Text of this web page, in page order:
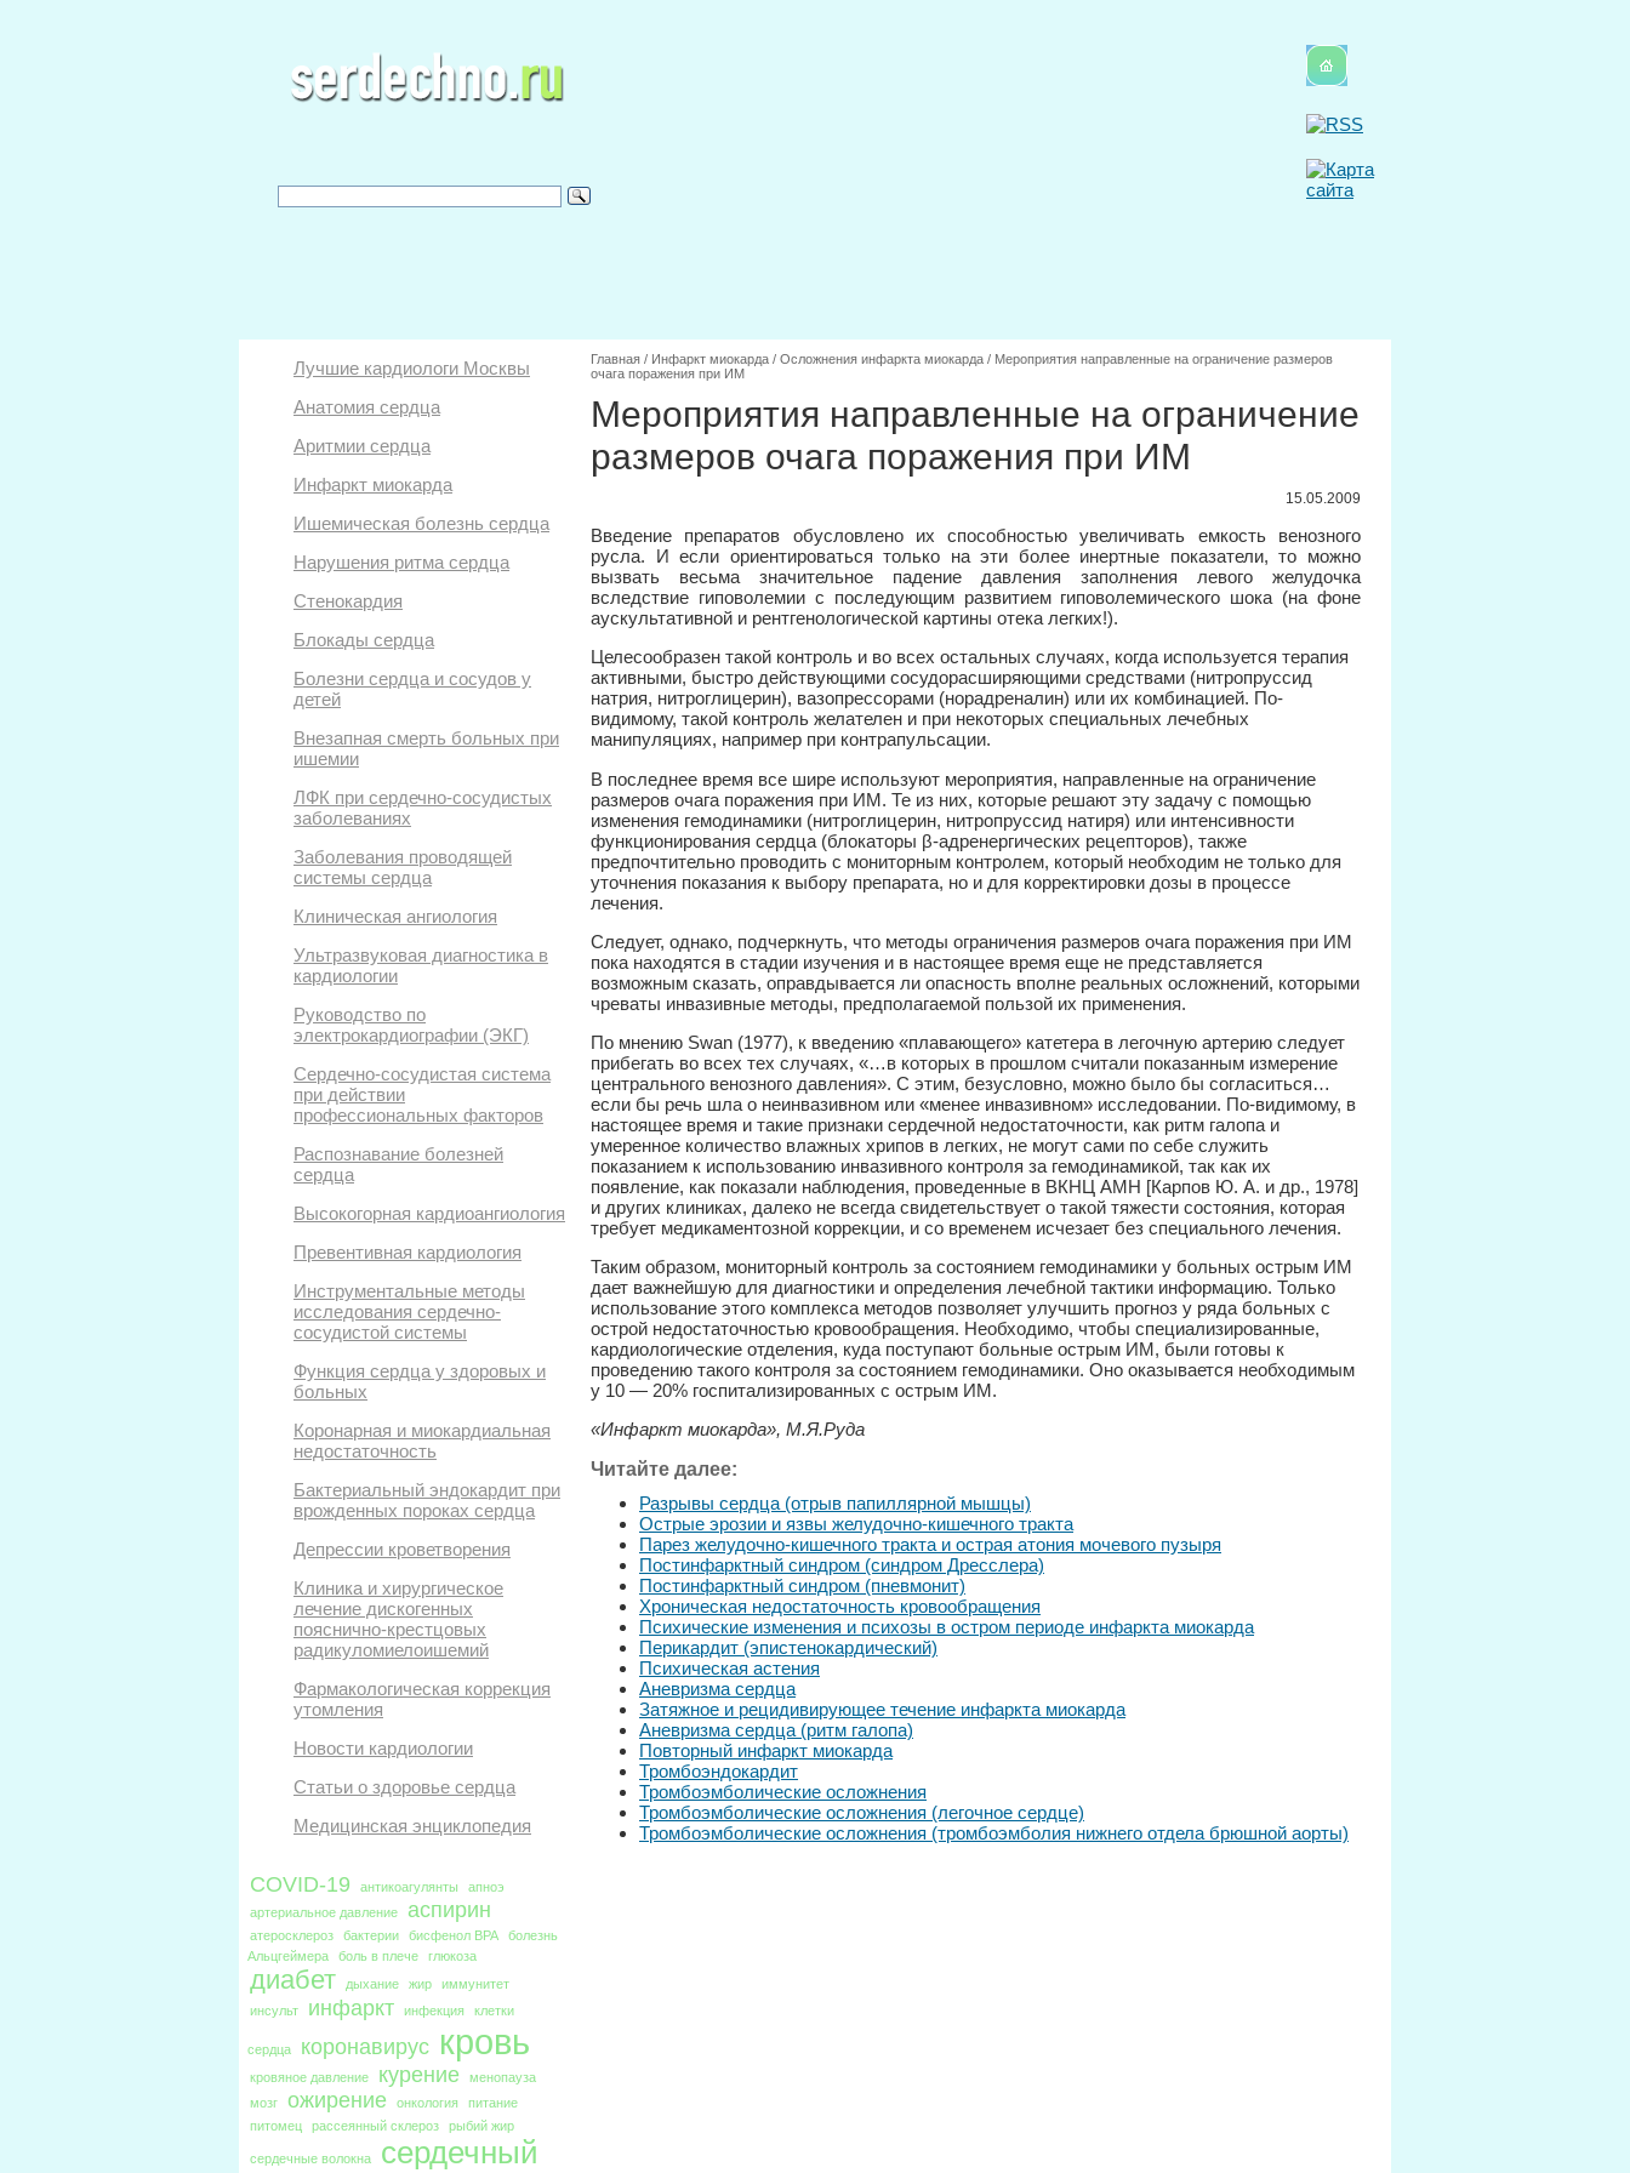
Лучшие кардиологи Москвы
Анатомия сердца
Аритмии сердца
Инфаркт миокарда
Ишемическая болезнь сердца
Нарушения ритма сердца
Стенокардия
Блокады сердца
Болезни сердца и сосудов у
детей
Внезапная смерть больных при
ишемии
ЛФК при сердечно-сосудистых
заболеваниях
Заболевания проводящей
системы сердца
Клиническая ангиология
Ультразвуковая диагностика в
кардиологии
Руководство по
электрокардиографии (ЭКГ)
Сердечно-сосудистая система
при действии
профессиональных факторов
Распознавание болезней
сердца
Высокогорная кардиоангиология
Превентивная кардиология
Инструментальные методы
исследования сердечно-
сосудистой системы
Функция сердца у здоровых и
больных
Коронарная и миокардиальная
недостаточность
Бактериальный эндокардит при
врожденных пороках сердца
Депрессии кроветворения
Клиника и хирургическое
лечение дискогенных
пояснично-крестцовых
радикуломиелоишемий
Фармакологическая коррекция
утомления
Новости кардиологии
Статьи о здоровье сердца
Медицинская энциклопедия
COVID-19 антикоагулянты
апноэ
артериальное давление
аспирин
атеросклероз бактерии бисфенол BPA
болезнь
Альцгеймера
боль в плече глюкоза
диабет дыхание жир
иммунитет
инсульт
инфаркт инфекция клетки
сердца коронавирус кровь
кровяное давление курение
менопауза
мозг
ожирение онкология
питание
питомец
рассеянный склероз рыбий жир
сердечные волокна
сердечный
Главная / Инфаркт миокарда / Осложнения инфаркта миокарда / Мероприятия направленные на ограничение размеров
очага поражения при ИМ
Мероприятия направленные на ограничение
размеров очага поражения при ИМ
15.05.2009
Введение препаратов обусловлено их способностью увеличивать емкость венозного
русла. И если ориентироваться только на эти более инертные показатели, то можно
вызвать весьма значительное падение давления заполнения левого желудочка
вследствие гиповолемии с последующим развитием гиповолемического шока (на фоне
аускультативной и рентгенологической картины отека легких!).
Целесообразен такой контроль и во всех остальных случаях, когда используется терапия
активными, быстро действующими сосудорасширяющими средствами (нитропруссид
натрия, нитроглицерин), вазопрессорами (норадреналин) или их комбинацией. По-
видимому, такой контроль желателен и при некоторых специальных лечебных
манипуляциях, например при контрапульсации.
В последнее время все шире используют мероприятия, направленные на ограничение
размеров очага поражения при ИМ. Те из них, которые решают эту задачу с помощью
изменения гемодинамики (нитроглицерин, нитропруссид натиря) или интенсивности
функционирования сердца (блокаторы β-адренергических рецепторов), также
предпочтительно проводить с мониторным контролем, который необходим не только для
уточнения показания к выбору препарата, но и для корректировки дозы в процессе
лечения.
Следует, однако, подчеркнуть, что методы ограничения размеров очага поражения при ИМ
пока находятся в стадии изучения и в настоящее время еще не представляется
возможным сказать, оправдывается ли опасность вполне реальных осложнений, которыми
чреваты инвазивные методы, предполагаемой пользой их применения.
По мнению Swan (1977), к введению «плавающего» катетера в легочную артерию следует
прибегать во всех тех случаях, «…в которых в прошлом считали показанным измерение
центрального венозного давления». С этим, безусловно, можно было бы согласиться…
если бы речь шла о неинвазивном или «менее инвазивном» исследовании. По-видимому, в
настоящее время и такие признаки сердечной недостаточности, как ритм галопа и
умеренное количество влажных хрипов в легких, не могут сами по себе служить
показанием к использованию инвазивного контроля за гемодинамикой, так как их
появление, как показали наблюдения, проведенные в ВКНЦ АМН [Карпов Ю. А. и др., 1978]
и других клиниках, далеко не всегда свидетельствует о такой тяжести состояния, которая
требует медикаментозной коррекции, и со временем исчезает без специального лечения.
Таким образом, мониторный контроль за состоянием гемодинамики у больных острым ИМ
дает важнейшую для диагностики и определения лечебной тактики информацию. Только
использование этого комплекса методов позволяет улучшить прогноз у ряда больных с
острой недостаточностью кровообращения. Необходимо, чтобы специализированные,
кардиологические отделения, куда поступают больные острым ИМ, были готовы к
проведению такого контроля за состоянием гемодинамики. Оно оказывается необходимым
у 10 — 20% госпитализированных с острым ИМ.
«Инфаркт миокарда», М.Я.Руда
Читайте далее:
Разрывы сердца (отрыв папиллярной мышцы)
Острые эрозии и язвы желудочно-кишечного тракта
Парез желудочно-кишечного тракта и острая атония мочевого пузыря
Постинфарктный синдром (синдром Дресслера)
Постинфарктный синдром (пневмонит)
Хроническая недостаточность кровообращения
Психические изменения и психозы в остром периоде инфаркта миокарда
Перикардит (эпистенокардический)
Психическая астения
Аневризма сердца
Затяжное и рецидивирующее течение инфаркта миокарда
Аневризма сердца (ритм галопа)
Повторный инфаркт миокарда
Тромбоэндокардит
Тромбоэмболические осложнения
Тромбоэмболические осложнения (легочное сердце)
Тромбоэмболические осложнения (тромбоэмболия нижнего отдела брюшной аорты)